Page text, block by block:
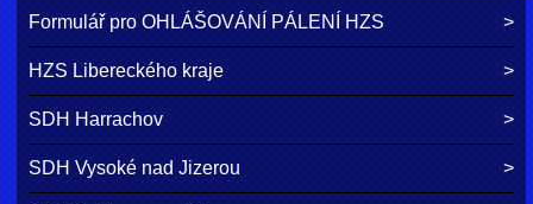
Formulář pro OHLÁŠOVÁNÍ PÁLENÍ HZS
HZS Libereckého kraje
SDH Harrachov
SDH Vysoké nad Jizerou